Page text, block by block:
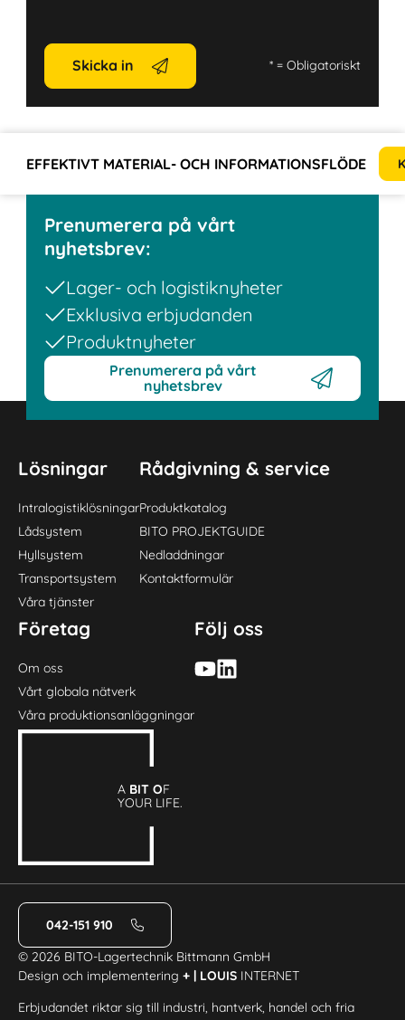
Skicka in *= Obligatoriskt
EFFEKTIVT MATERIAL- OCH INFORMATIONSFLÖDE
Prenumerera på vårt
nyhetsbrev:
Lager- och logistiknyheter
Exklusiva erbjudanden
Produktnyheter
Prenumerera på vårt
nyhetsbrev
Lösningar
Intralogistiklösningar
Lådsystem
Hyllsystem
Transportsystem
Våra tjänster
Rådgivning & service
Produktkatalog
BITO PROJEKTGUIDE
Nedladdningar
Kontaktformulär
Företag
Om oss
Vårt globala nätverk
Våra produktionsanläggningar
Följ oss
A BIT OF
YOUR LIFE.
042-151 910
© 2026 BITO-Lagertechnik Bittmann GmbH
Design och implementering+ | LOUIS INTERNET
Erbjudandet riktar sig till industri, hantverk, handel och fria